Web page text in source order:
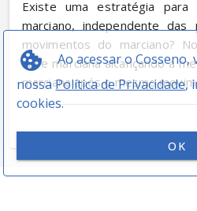
Ao acessar o Cosseno,
nossaPolítica de Privacidade,
cookies.
OK
Existe uma estratégia
marciano, independente
movimentos do marciano?
nave marciana alcançando a
marciana após o mesmo